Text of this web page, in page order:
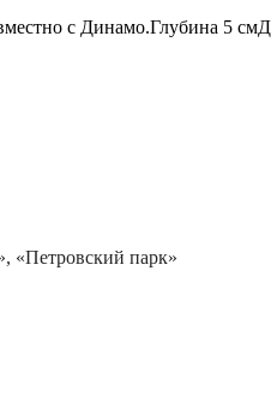
с Динамо.Глубина 5
«Петровский парк»